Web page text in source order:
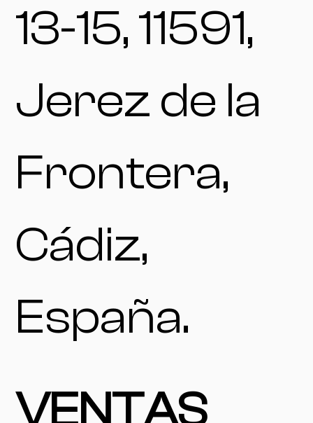
13-15, 11591,
Jerez de la
Frontera,
Cádiz,
España.
VENTAS